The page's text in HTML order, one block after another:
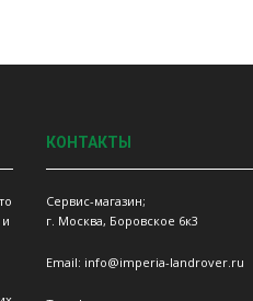
КОНТАКТЫ
Сервис-магазин;
г. Москва, Боровское 6к3
Email: info@imperia-landrover.ru